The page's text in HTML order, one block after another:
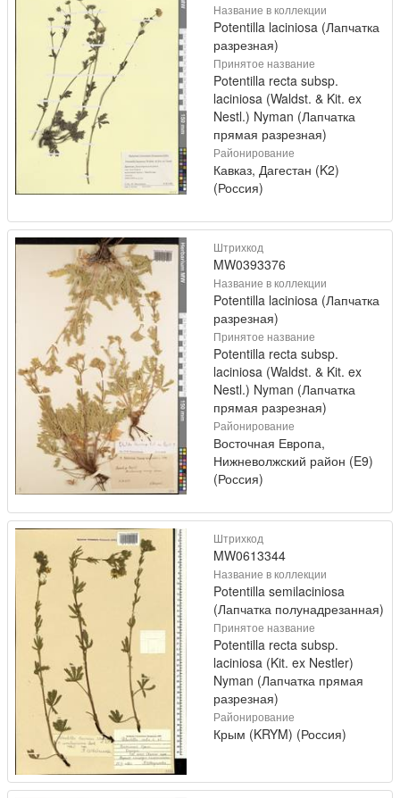
Название в коллекции
Potentilla laciniosa (Лапчатка
разрезная)
Принятое название
Potentilla recta subsp.
laciniosa (Waldst. & Kit. ex
Nestl.) Nyman (Лапчатка
прямая разрезная)
Районирование
Кавказ, Дагестан (K2)
(Россия)
Штрихкод
MW0393376
Название в коллекции
Potentilla laciniosa (Лапчатка
разрезная)
Принятое название
Potentilla recta subsp.
laciniosa (Waldst. & Kit. ex
Nestl.) Nyman (Лапчатка
прямая разрезная)
Районирование
Восточная Европа,
Нижневолжский район (E9)
(Россия)
Штрихкод
MW0613344
Название в коллекции
Potentilla semilaciniosa
(Лапчатка полунадрезанная)
Принятое название
Potentilla recta subsp.
laciniosa (Kit. ex Nestler)
Nyman (Лапчатка прямая
разрезная)
Районирование
Крым (KRYM) (Россия)